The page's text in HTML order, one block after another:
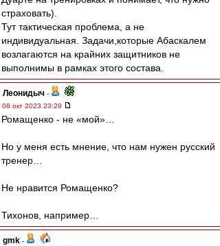
страховать).
Тут тактическая проблема, а не
индивидуальная. Задачи,которые Абаскалем
возлагаются на крайних защитников не
выполнимы в рамках этого состава.
Леонидыч -
08 окт 2023 23:29
Ромащенко - не «мой»…
Но у меня есть мнение, что нам нужен русский
тренер…
Не нравится Ромащенко?
Тихонов, например…
gmk -